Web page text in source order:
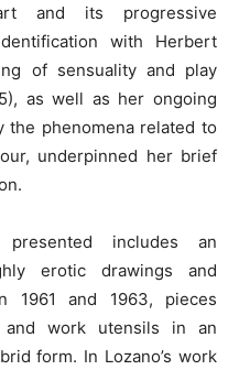
and its progressive
with Herbert
of sensuality and play
as well as her ongoing
the phenomena related to
underpinned her brief
includes an
erotic drawings and
1961 and 1963, pieces
work utensils in an
form. In Lozano’s work